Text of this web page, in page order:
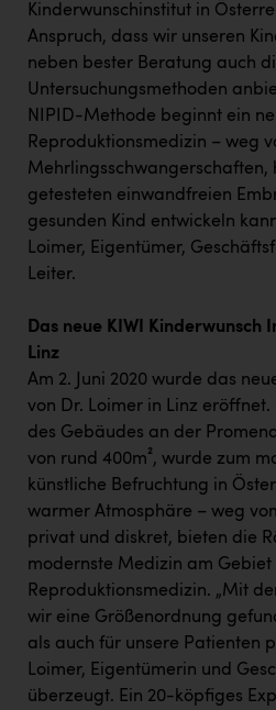
Kinderwunschinstitut in
Anspruch, dass wir unseren
neben bester Beratung auch
Untersuchungsmethoden
NIPID-Methode beginnt ein
Reproduktionsmedizin – weg
Mehrlingsschwangerschaften,
getesteten einwandfreien
gesunden Kind entwickeln
Loimer, Eigentümer,
Leiter.
Das neue KIWI Kinderwunsch
Linz
Am 2. Juni 2020 wurde das
von Dr. Loimer in Linz
des Gebäudes an der
von rund 400m², wurde zum
künstliche Befruchtung in
warmer Atmosphäre – weg
privat und diskret, bieten die
modernste Medizin am Gebiet
Reproduktionsmedizin. „Mit
wir eine Größenordnung
als auch für unsere Patienten
Loimer, Eigentümerin und
überzeugt. Ein 20-köpfiges